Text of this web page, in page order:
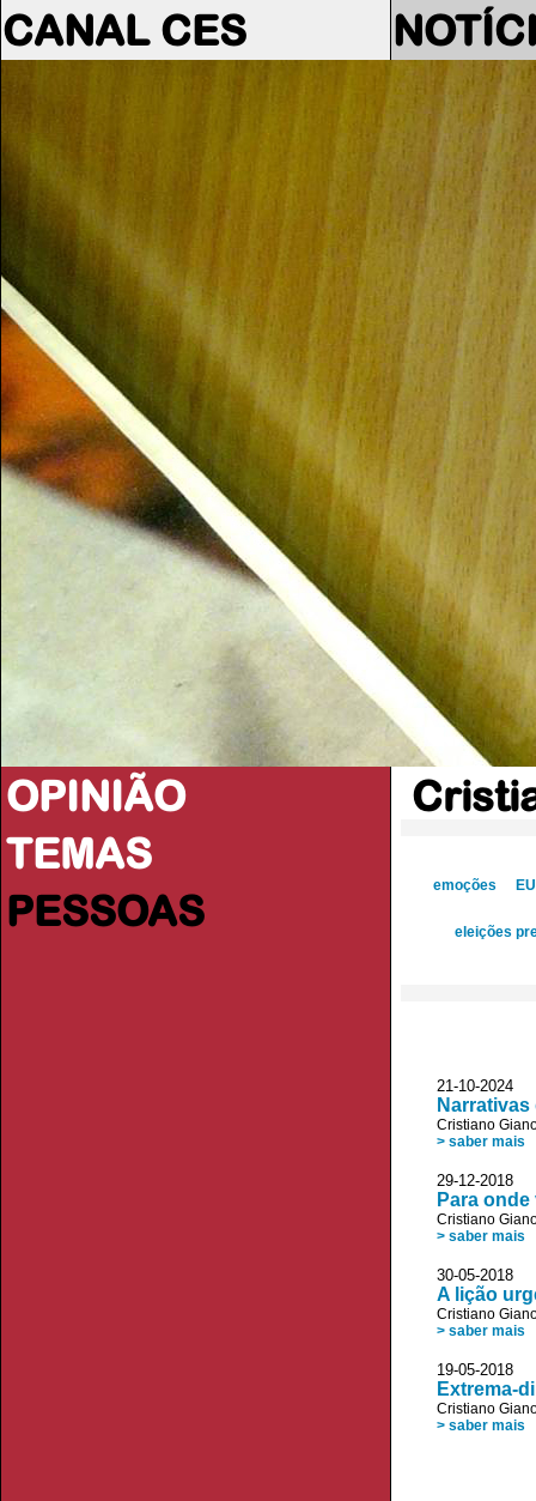
CANAL CES
OPINIÃO
TEMAS
PESSOAS
emoções
eleições
21-10-
Cristiano
> saber mais
29-12-2018
Para
Cristiano
> saber mais
30-05-2018
A lição
Cristiano
> saber mais
19-05-2018
Extrema-
Cristiano
> saber mais